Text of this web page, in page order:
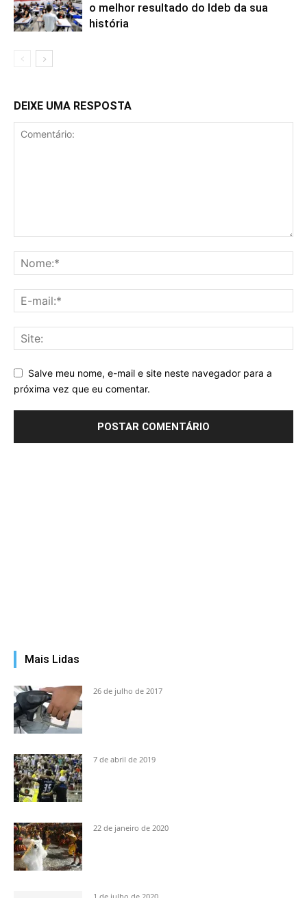
o melhor resultado do Ideb da sua
história
DEIXE UMA RESPOSTA
Salve meu nome, e-mail e site neste navegador para a
próxima vez que eu comentar.
Mais Lidas
26 de julho de 2017
7 de abril de 2019
22 de janeiro de 2020